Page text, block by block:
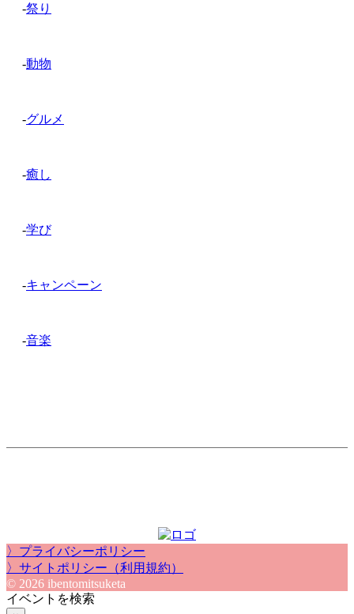
-祭り
-動物
-グルメ
-癒し
-学び
-キャンペーン
-音楽
〉プライバシーポリシー
〉サイトポリシー（利用規約）
© 2026 ibentomitsuketa
イベントを検索